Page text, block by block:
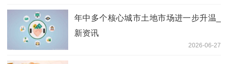
年中多个核心城市土地市场进一步升温_
新资讯
2026-06-27